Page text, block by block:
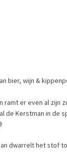
bier, wijn &
er even al zijn
de Kerstman in de
dwarrelt het stof